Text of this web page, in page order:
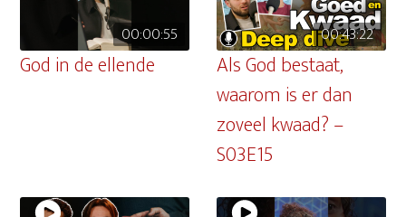
00:00:55
God in de ellende
00:43:22
Als God bestaat,
waarom is er dan
zoveel kwaad? –
S03E15